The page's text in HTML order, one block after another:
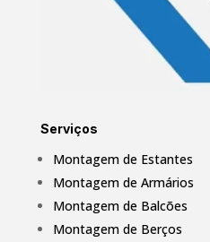
Serviços
Montagem de Estantes
Montagem de Armários
Montagem de Balcões
Montagem de Berços